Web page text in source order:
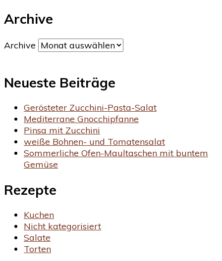
Archive
Archive
Neueste Beiträge
Gerösteter Zucchini-Pasta-Salat
Mediterrane Gnocchipfanne
Pinsa mit Zucchini
weiße Bohnen- und Tomatensalat
Sommerliche Ofen-Maultaschen mit buntem
Gemüse
Rezepte
Kuchen
Nicht kategorisiert
Salate
Torten